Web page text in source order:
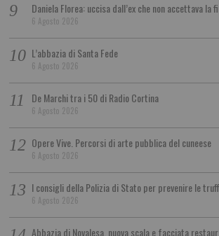
Daniela Florea: uccisa dall’ex che non accettava la
6 Agosto 2026
L’abbazia di Santa Fede
6 Agosto 2026
De Marchi tra i 50 di Radio Cortina
6 Agosto 2026
Opere Vive. Percorsi di arte pubblica del cuneese
6 Agosto 2026
I consigli della Polizia di Stato per prevenire le
6 Agosto 2026
Abbazia di Novalesa, nuova scala e facciata